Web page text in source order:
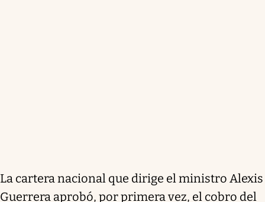
La cartera nacional que dirige el ministro Alexis
Guerrera aprobó, por primera vez, el cobro del